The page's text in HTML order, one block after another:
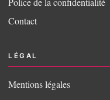
Contact
LÉGAL
Mentions légales